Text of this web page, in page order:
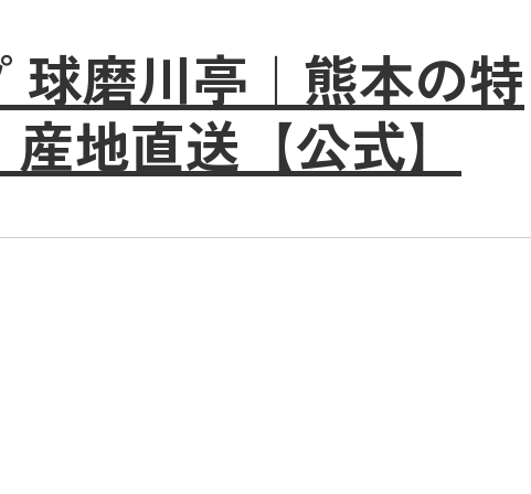
球磨川亭｜熊本の特
地直送【公式】